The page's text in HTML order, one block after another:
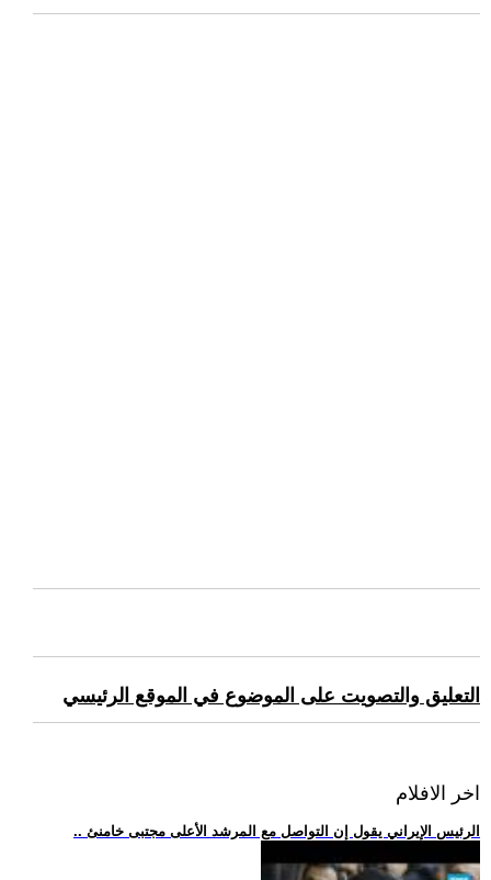
التعليق والتصويت على الموضوع في الموقع الرئيسي
اخر الافلام
.. الرئيس الإيراني يقول إن التواصل مع المرشد الأعلى مجتبى خامنئ